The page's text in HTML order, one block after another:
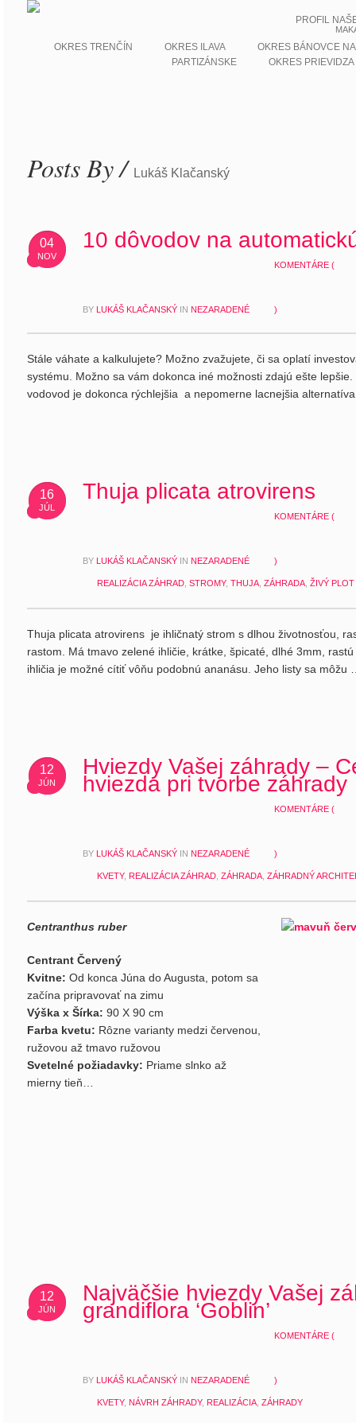
PROFIL
OKRES TRENČÍN OKRES ILAVA
OKRES BÁNOVCE
PARTIZÁNSKE
OKRES PRIEVIDZA
Posts By / Lukáš Klačanský
04
NOV
10 dôvodov na
BY LUKÁŠ KLAČANSKÝ IN NEZARADENÉ
KOMENTÁRE (
)
Stále váhate a kalkulujete? Možno zvažujete, či sa oplatí
systému. Možno sa vám dokonca iné možnosti zdajú ešte
vodovod je dokonca rýchlejšia a nepomerne lacnejšia
16
JÚL
Thuja plicata atrovirens
BY LUKÁŠ KLAČANSKÝ IN NEZARADENÉ
KOMENTÁRE (
)
REALIZÁCIA ZÁHRAD STROMY, THUJA ZÁHRADA ŽIVÝ PLOT
Thuja plicata atrovirens je ihličnatý strom s dlhou životnosťou,
rastom. Má tmavo zelené ihličie, krátke, špicaté, dlhé 3mm,
ihličia je možné cítiť vôňu podobnú ananásu. Jeho listy sa môžu
12
JÚN
Hviezdy Vašej záhrady –
hviezda pri tvorbe záhrady
BY LUKÁŠ KLAČANSKÝ IN NEZARADENÉ
KOMENTÁRE (
)
KVETY, REALIZÁCIA ZÁHRAD ZÁHRADA ZÁHRADNÝ
Centranthus ruber
Centrant Červený
Kvitne: Od konca Júna do Augusta, potom sa
začína pripravovať na zimu
Výška x Šírka: 90 X 90 cm
Farba kvetu: Rôzne varianty medzi červenou,
ružovou až tmavo ružovou
Svetelné požiadavky: Priame slnko až
mierny tieň…
12
JÚN
Najväčšie hviezdy Vašej
grandiflora ‘Goblin’
BY LUKÁŠ KLAČANSKÝ IN NEZARADENÉ
KOMENTÁRE (
)
KVETY, NÁVRH ZÁHRADY, REALIZÁCIA ZÁHRADY